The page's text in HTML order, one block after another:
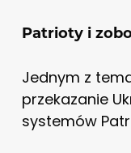
Patrioty i
Jednym z
przekazanie
systemów